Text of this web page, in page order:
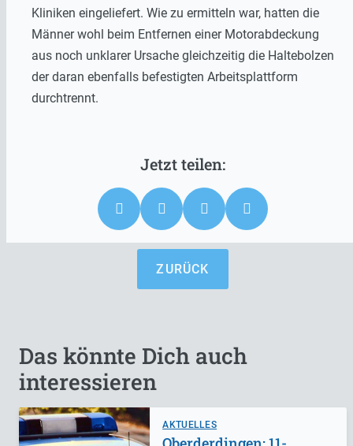
Kliniken eingeliefert. Wie zu ermitteln war, hatten die
Männer wohl beim Entfernen einer Motorabdeckung
aus noch unklarer Ursache gleichzeitig die Haltebolzen
der daran ebenfalls befestigten Arbeitsplattform
durchtrennt.
ZURÜCK
Das könnte Dich auch
interessieren
AKTUELLES